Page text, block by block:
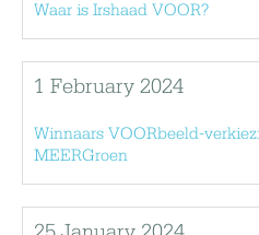
Waar is Irshaad VOOR?
1 February 2024
Winnaars VOORbeeld-
MEERGroen